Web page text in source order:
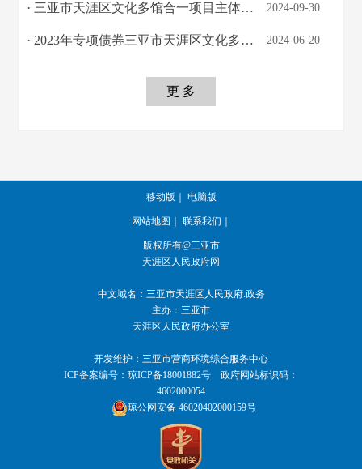
· 三亚市天涯区文化多馆合一项目主体结构顺利封顶 2024-09-30
· 2023年专项债券三亚市天涯区文化多馆合一项目自评报告 2024-06-20
更 多
移动版 电脑版
网站地图 联系我们
版权所有@三亚市
天涯区人民政府网
中文域名： 三亚市天涯区人民政府.政务
主办：三亚市
天涯区人民政府办公室
开发维护：三亚市营商环境综合服务中心
ICP备案编号： 琼ICP备18001882号
政府网站标识码：
4602000054
琼公网安备 46020402000159号